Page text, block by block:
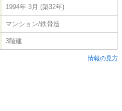
1994年 3月 (築32年)
マンション/鉄骨造
3階建
情報の見方